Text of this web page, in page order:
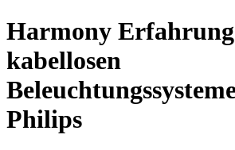
Harmony
kabellosen
Philips